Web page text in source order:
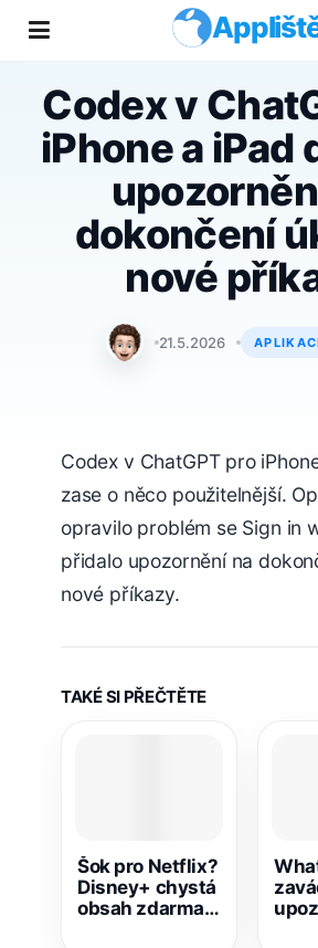
Codex v
iPhone a iPad
dokončení
nové
Matyáš Kozák
21.5.2026
Codex v ChatGPT pro
zase o něco použitelnější.
opravilo problém se Sign in
přidalo upozornění na
nové příkazy.
TAKÉ SI PŘEČTĚTE
Šok pro Netflix?
Disney+ chystá
obsah zdarma,